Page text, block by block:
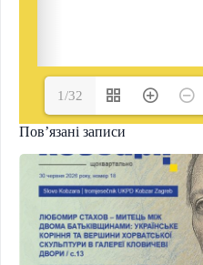
1/32
Пов’язані записи